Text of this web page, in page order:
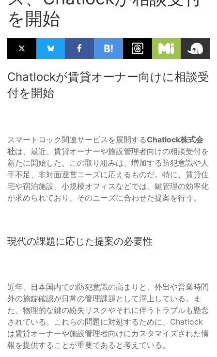
を開始
Chatlockが賃貸オーナー向けに相談受
付を開始
スマートロック関連サービスを展開するChatlock株式会
社は、最近、賃貸オーナーや施設管理者向けの相談受付を
新たに開始した。この取り組みは、増加する防犯意識や人
手不足、非対面運営ニーズに応えるものだ。特に、賃貸住
宅や宿泊施設、小規模オフィスなどでは、鍵管理の効率化
が求められており、そのニーズに合わせた提案を行う。
現代の課題に応じた提案の必要性
近年、日本国内での防犯意識の高まりと、外出や営業時間
外の施錠確認が日常の管理課題として浮上している。ま
た、物理的な鍵の紛失リスクやそれに伴うトラブルも懸念
されている。これらの問題に対処するために、Chatlock
は賃貸オーナーや施設管理者向けにカスタマイズされた情
報を提供することが重要であると考えている。